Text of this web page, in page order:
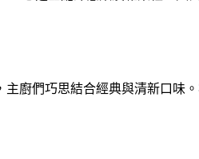
廚們巧思結合經典與清新⼝味